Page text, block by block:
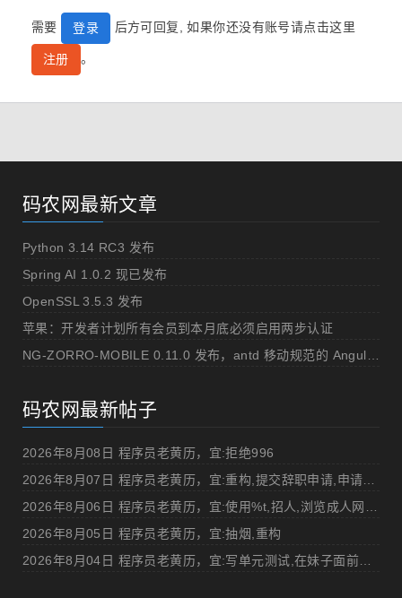
需要 登录 后方可回复, 如果你还没有账号请点击这里
注册 。
码农网最新文章
Python 3.14 RC3 发布
Spring AI 1.0.2 现已发布
OpenSSL 3.5.3 发布
苹果：开发者计划所有会员到本月底必须启用两步认证
NG-ZORRO-MOBILE 0.11.0 发布，antd 移动规范的 Angular 实现
码农网最新帖子
2026年8月08日 程序员老黄历，宜:拒绝996
2026年8月07日 程序员老黄历，宜:重构,提交辞职申请,申请加薪
2026年8月06日 程序员老黄历，宜:使用%t,招人,浏览成人网站,提交代码
2026年8月05日 程序员老黄历，宜:抽烟,重构
2026年8月04日 程序员老黄历，宜:写单元测试,在妹子面前吹牛